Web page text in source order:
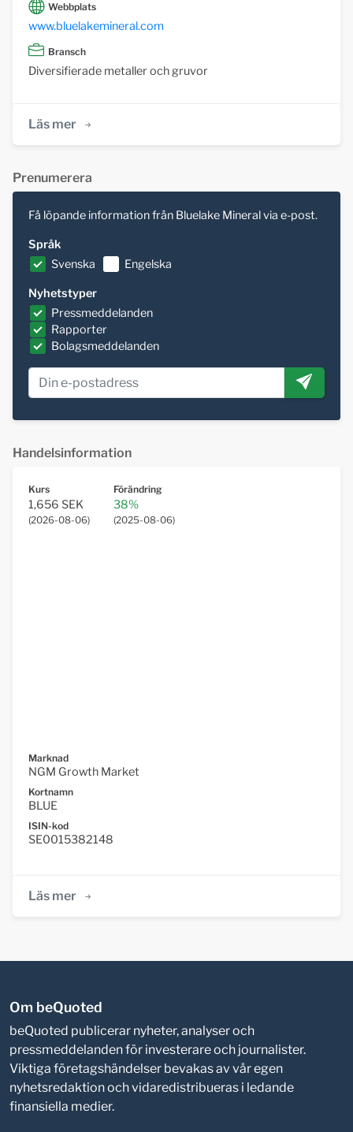
Webbplats
www.bluelakemineral.com
Bransch
Diversifierade metaller och gruvor
Läs mer
Prenumerera
Få löpande information från Bluelake Mineral via e-post.
Språk
Svenska
Engelska
Nyhetstyper
Pressmeddelanden
Rapporter
Bolagsmeddelanden
Handelsinformation
Kurs
1,656 SEK
(2026-08-06)
Förändring
38%
(2025-08-06)
Marknad
NGM Growth Market
Kortnamn
BLUE
ISIN-kod
SE0015382148
Läs mer
Om beQuoted
beQuoted publicerar nyheter, analyser och
pressmeddelanden för investerare och journalister.
Viktiga företagshändelser bevakas av vår egen
nyhetsredaktion och vidaredistribueras i ledande
finansiella medier.